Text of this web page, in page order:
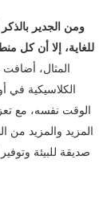
ومن الجدير
للغاية، إلا أن كل
المثال، أضافت
الكلاسيكية في
الوقت نفسه، مع
المزيد والمزيد من
صديقة للبيئة